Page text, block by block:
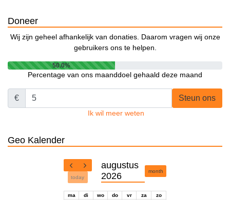
Doneer
Wij zijn geheel afhankelijk van donaties. Daarom vragen wij onze
gebruikers ons te helpen.
50.0%
Percentage van ons maanddoel gehaald deze maand
€ Steun ons
Ik wil meer weten
Geo Kalender
today
augustus
2026
month
ma di wo do vr za
zo